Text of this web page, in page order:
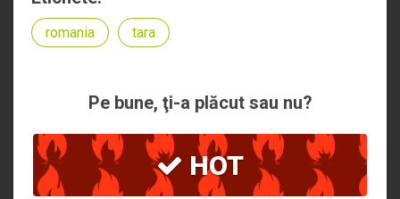
romania tara
Pe bune, ţi-a plăcut sau nu?
HOT